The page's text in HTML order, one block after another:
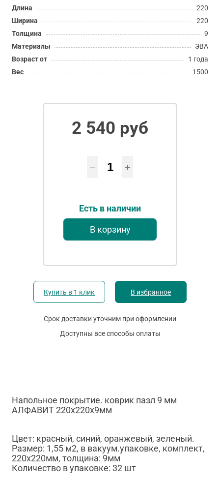
Длина
220
Ширина
220
Толщина
9
Материалы
ЭВА
Возраст от
1 года
Вес
1500
2 540 руб
Есть в наличии
В корзину
Купить в 1 клик В избранное
Срок доставки уточним при оформлении
Доступны все способы оплаты
Напольное покрытие. коврик пазл 9 мм
АЛФАВИТ 220х220х9мм
Цвет: красный, синий, оранжевый, зеленый.
Размер: 1,55 м2, в вакуум.упаковке, комплект,
220х220мм, толщина: 9мм
Количество в упаковке: 32 шт